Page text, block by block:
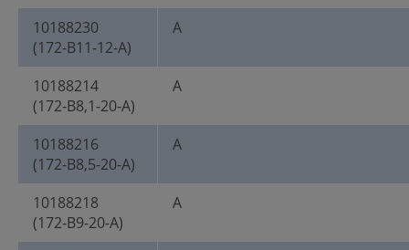
10188230
(172-B11-12-A)
A
10188214
(172-B8,1-20-A)
A
10188216
(172-B8,5-20-A)
A
10188218
(172-B9-20-A)
A